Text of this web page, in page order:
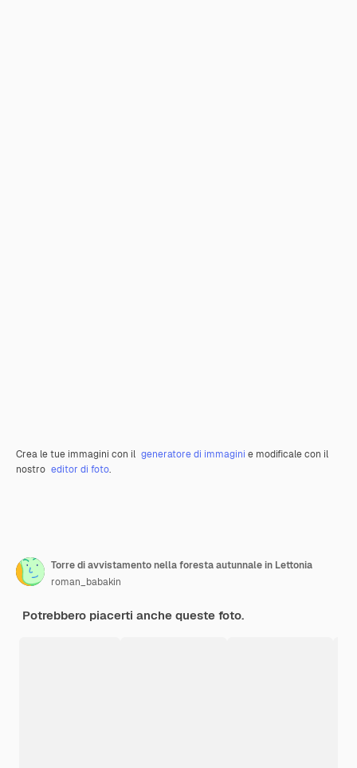
Crea le tue immagini con il generatore di immagini e modificale con il
nostro editor di foto.
Torre di avvistamento nella foresta autunnale in Lettonia
roman_babakin
Potrebbero piacerti anche queste foto.